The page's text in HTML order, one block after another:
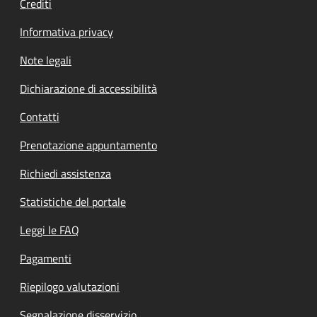
Informativa privacy
Note legali
Dichiarazione di accessibilità
Contatti
Prenotazione appuntamento
Richiedi assistenza
Statistiche del portale
Leggi le FAQ
Pagamenti
Riepilogo valutazioni